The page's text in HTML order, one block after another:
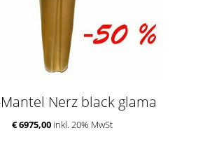
Nerz black glama
€ 6975,00 inkl. 20% MwSt